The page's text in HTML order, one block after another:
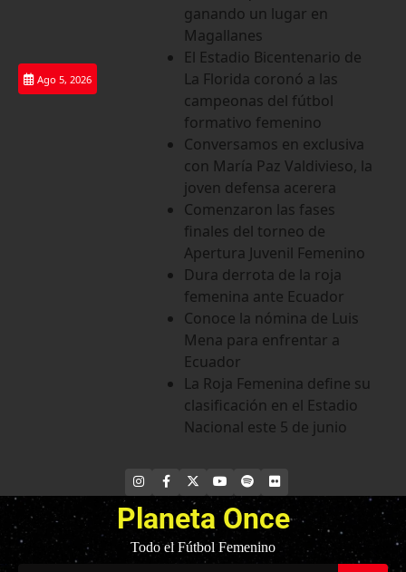
Ago 5, 2026
ganando un lugar en
Magallanes
El Estadio Bicentenario de
La Florida coronó a las
campeonas del fútbol
formativo femenino
Conversamos en exclusiva
con María Paz Valdivieso, la
joven defensa acerera
Comenzaron las fases
finales del torneo de
Apertura Juvenil Femenino
Dura derrota de la roja
femenina ante Ecuador
Conoce la nómina de Luis
Mena para enfrentar a
Ecuador
La Roja Femenina define su
clasificación en el Estadio
Nacional este 5 de junio
INSTAGRAM
FACEBOOK YOUTUBE
SPOTIFYFLICKR
Planeta Once
Todo el Fútbol Femenino